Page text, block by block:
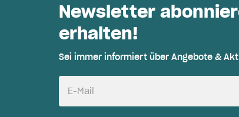
Newsletter
erhalten!
Sei immer informiert über Angebote &
E-Mail